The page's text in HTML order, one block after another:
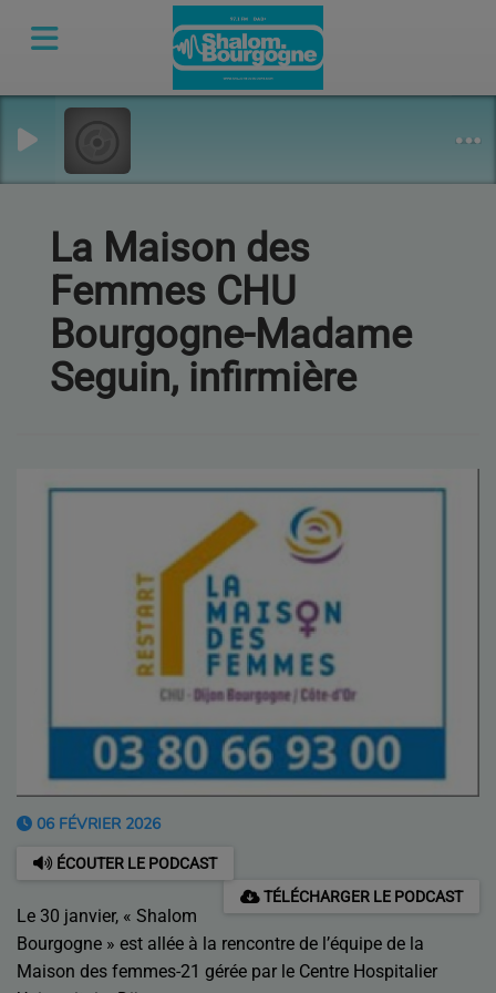
La Maison des
Femmes CHU
Bourgogne-Madame
Seguin, infirmière
06 FÉVRIER 2026
ÉCOUTER LE PODCAST
TÉLÉCHARGER LE PODCAST
Le 30 janvier, « Shalom
Bourgogne » est allée à la rencontre de l’équipe de la
Maison des femmes-21 gérée par le Centre Hospitalier